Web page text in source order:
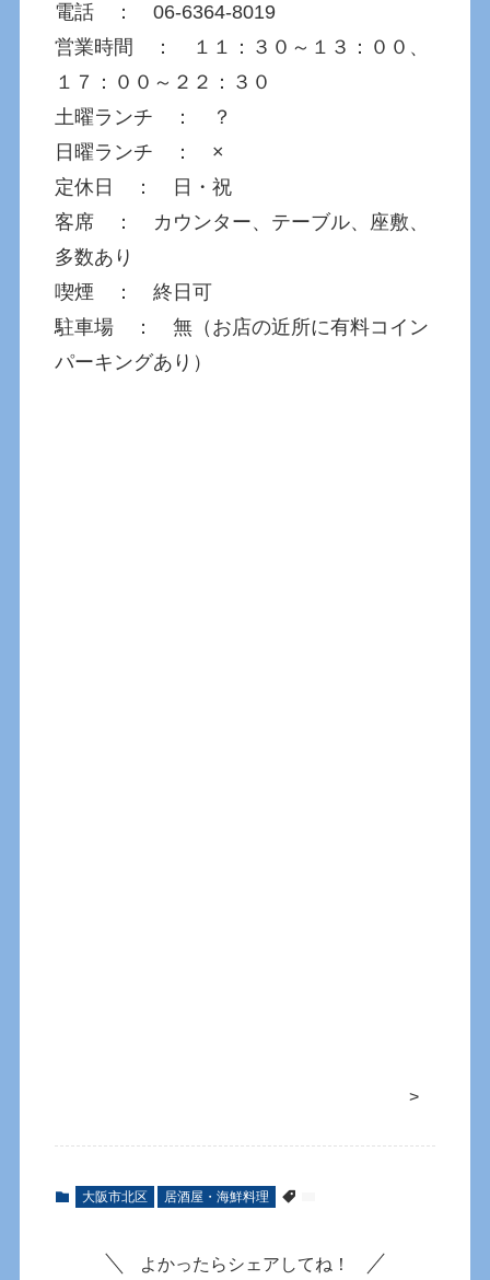
電話 ： 06-6364-8019
営業時間 ： １１：３０～１３：００、
１７：００～２２：３０
土曜ランチ ： ？
日曜ランチ ： ×
定休日 ： 日・祝
客席 ： カウンター、テーブル、座敷、
多数あり
喫煙 ： 終日可
駐車場 ： 無（お店の近所に有料コイン
パーキングあり）
>
大阪市北区 居酒屋・海鮮料理
よかったらシェアしてね！